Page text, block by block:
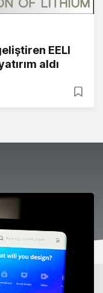
EELI
aldı